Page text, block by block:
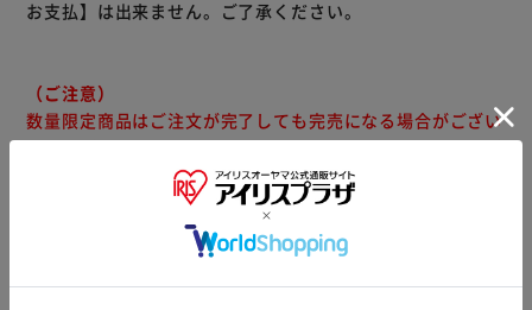
お支払】は出来ません。ご了承ください。
（ご注意）
数量限定商品はご注文が完了しても完売になる場合がござい
ます。ご注文をいただいた後にお断りさせていただく場合が
ございますのでなにとぞご了承ください。